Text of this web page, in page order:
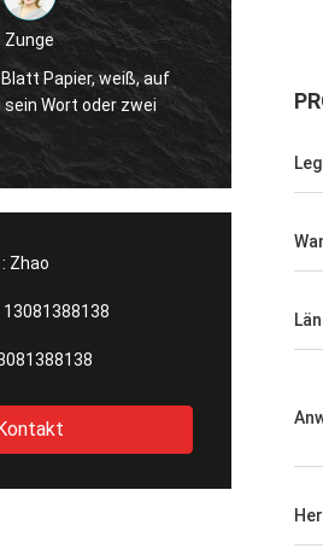
Ich bin Michael.
Gute Produkte, guter Service, gute
Beschaffungsplattform für die
Herstellung von verschiedenen
von Milchflaschen,
Gelbweinflaschen.
Zhao
13081388138